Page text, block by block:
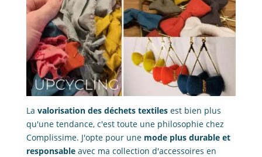
La valorisation des déchets textilesest bien plus
qu'une tendance, c'est toute une philosophie chez
Complissime. J'opte pour une mode plus durable et
responsableavec ma collection d'accessoires en